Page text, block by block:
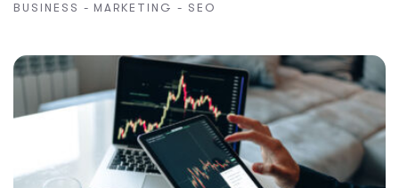
BUSINESS - MARKETING - SEO